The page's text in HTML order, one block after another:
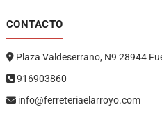
CONTACTO
Plaza Valdeserrano, N9 28944
916903860
info@ferreteriaelarroyo.com